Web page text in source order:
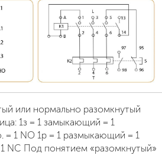
или нормально разомкнутый
1з = 1 замыкающий = 1
= 1 NO 1р = 1 размыкающий = 1
1 NC Под понятием «разомкнутый»